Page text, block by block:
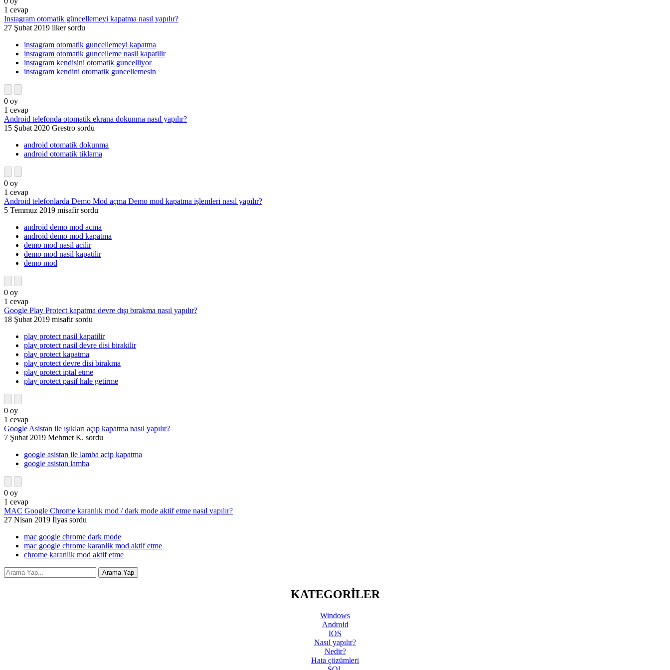
1 cevap
Instagram otomatik güncellemeyi kapatma nasıl yapılır?
27 Şubat 2019 ilker sordu
instagram otomatik guncellemeyi kapatma
instagram otomatik guncelleme nasil kapatilir
instagram kendisini otomatik guncelliyor
instagram kendini otomatik guncellemesin
0 oy
1 cevap
Android telefonda otomatik ekrana dokunma nasıl yapılır?
15 Şubat 2020 Grestro sordu
android otomatik dokunma
android otomatik tiklama
0 oy
1 cevap
Android telefonlarda Demo Mod açma Demo mod kapatma işlemleri nasıl yapılır?
5 Temmuz 2019 misafir sordu
android demo mod acma
android demo mod kapatma
demo mod nasil acilir
demo mod nasil kapatilir
demo mod
0 oy
1 cevap
Google Play Protect kapatma devre dışı bırakma nasıl yapılır?
18 Şubat 2019 misafir sordu
play protect nasil kapatilir
play protect nasil devre disi birakilir
play protect kapatma
play protect devre disi birakma
play protect iptal etme
play protect pasif hale getirme
0 oy
1 cevap
Google Asistan ile ışıkları açıp kapatma nasıl yapılır?
7 Şubat 2019 Mehmet K. sordu
google asistan ile lamba acip kapatma
google asistan lamba
0 oy
1 cevap
MAC Google Chrome karanlık mod / dark mode aktif etme nasıl yapılır?
27 Nisan 2019 İlyas sordu
mac google chrome dark mode
mac google chrome karanlik mod aktif etme
chrome karanlik mod aktif etme
KATEGORİLER
Windows
Android
IOS
Nasıl yapılır?
Nedir?
Hata çözümleri